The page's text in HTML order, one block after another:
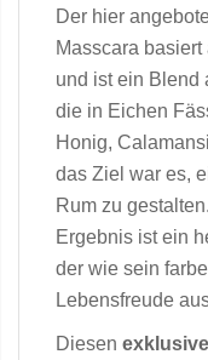
Der hier
Masscara
und ist ein Blend
die in Eichen
Honig,
das Ziel war es,
Rum zu
Ergebnis ist ein
der wie sein
Lebensfreude
Diesen